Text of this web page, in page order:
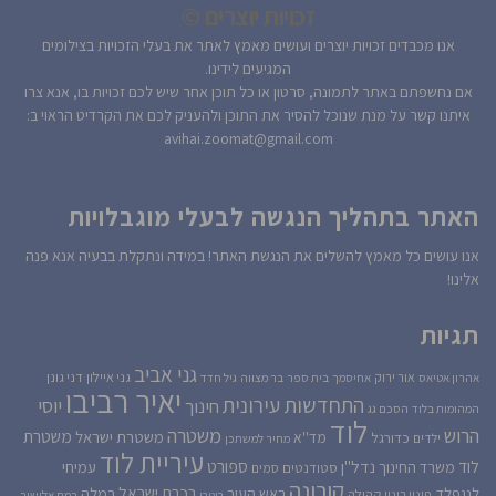
אנו מכבדים זכויות יוצרים ועושים מאמץ לאתר את בעלי הזכויות בצילומים
המגיעים לידינו.
אם נחשפתם באתר לתמונה, סרטון או כל תוכן אחר שיש לכם זכויות בו, אנא צרו
איתנו קשר על מנת שנוכל להסיר את התוכן ולהעניק לכם את הקרדיט הראוי ב:
avihai.zoomat@gmail.com
האתר בתהליך הנגשה לבעלי מוגבלויות
אנו עושים כל מאמץ להשלים את הנגשת האתר! במידה ונתקלת בבעיה אנא פנה
אלינו!
תגיות
אהרון אטיאס אור ירוק אחיסמך בית ספר בר מצווה גיל חדד גני אביב גני איילון דני גונן
המהומות בלוד הסכם גג התחדשות עירוניתחינוך יאיר רביבו יוסי
הרוש ילדים כדורגל לוד מד''א מחיר למשתכן משטרה משטרת ישראל משטרת
לוד משרד החינוך נדל''ן סטודנטים סמים ספורט עיריית לוד עמיחי